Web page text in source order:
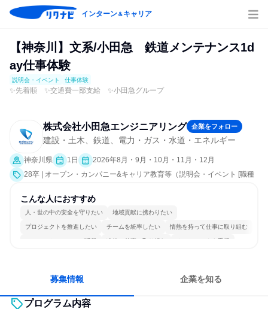
インターン＆キャリア
【神奈川】文系/小田急 鉄道メンテナンス1d
ay仕事体験
説明会・イベント 仕事体験
✨先着順 ✨交通費一部支給 ✨小田急グループ
株式会社小田急エンジニアリング 企業をフォロー
建設・土木、鉄道、電力・ガス・水道・エネルギー
神奈川県 1日
2026年8月・9月・10月・11月・12月
28卒 | オープン・カンパニー&キャリア教育等（説明会・イベント [職種
こんな人におすすめ
人・世の中の安全を守りたい 地域貢献に携わりたい
プロジェクトを推進したい チームを統率したい 情熱を持って仕事に取り組む
コミュニケーションが活発 冷静に仕事に取り組む チームワークを重視
募集情報 企業を知る
プログラム内容